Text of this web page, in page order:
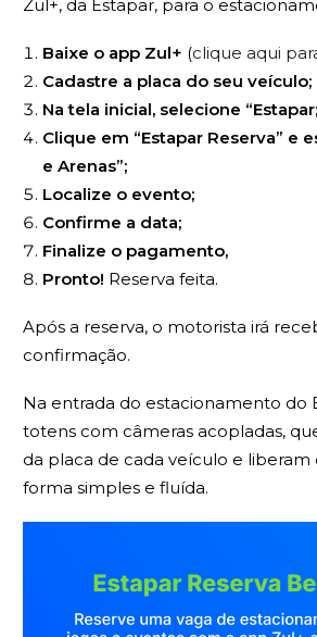
Zul+, da Estapar, para o
Baixe o app Zul+ (clique aqui
Cadastre a placa do seu veículo;
Na tela inicial, selecione “Estapar;
Clique em “Estapar Reserva” e
e Arenas”;
Localize o evento;
Confirme a data;
Finalize o pagamento,
Pronto! Reserva feita.
Após a reserva, o motorista irá
confirmação.
Na entrada do estacionamento do
totens com câmeras acopladas,
da placa de cada veículo e liberam
forma simples e fluída.